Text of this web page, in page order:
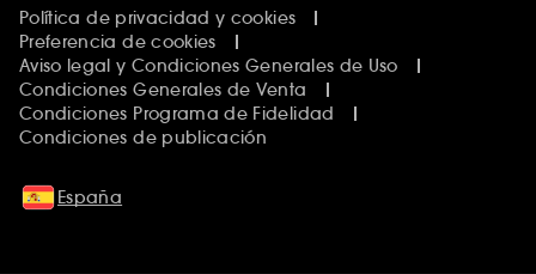
Política de privacidad y cookies
Preferencia de cookies
Aviso legal y Condiciones Generales de Uso
Condiciones Generales de Venta
Condiciones Programa de Fidelidad
Condiciones de publicación
España